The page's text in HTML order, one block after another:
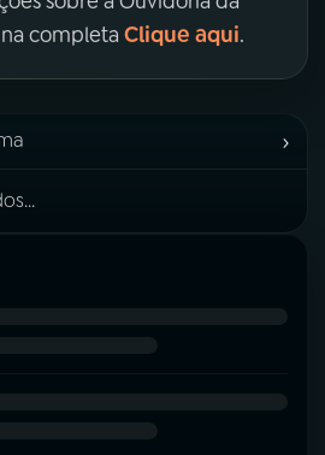
completa Clique aqui.
›